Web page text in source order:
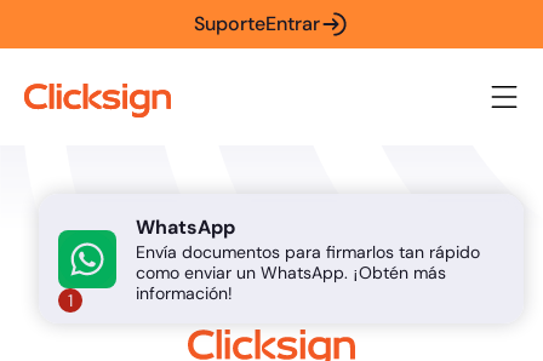
1
WhatsApp
Envía documentos para firmarlos tan rápido
como enviar un WhatsApp. ¡Obtén más
información!
SuporteEntrar